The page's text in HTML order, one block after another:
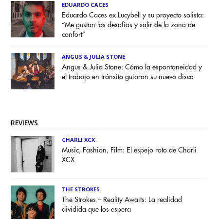
EDUARDO CACES
Eduardo Caces ex Lucybell y su proyecto solista:
“Me gustan los desafíos y salir de la zona de
confort”
ANGUS & JULIA STONE
Angus & Julia Stone: Cómo la espontaneidad y
el trabajo en tránsito guiaron su nuevo disco
REVIEWS
CHARLI XCX
Music, Fashion, Film: El espejo roto de Charli
XCX
THE STROKES
The Strokes – Reality Awaits: La realidad
dividida que los espera